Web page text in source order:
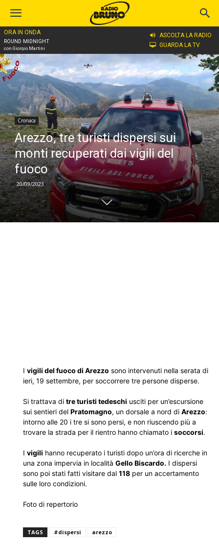
ORA IN ONDA
ROUND MIDNIGHT
con Giorgio Martini
ASCOLTA LA RADIO
GUARDA LA TV
Home
Cronaca
Arezzo, tre turisti dispersi sui
monti recuperati dai vigili del
fuoco
20/09/2023
I vigili del fuoco di Arezzo sono intervenuti nella serata di
ieri, 19 settembre, per soccorrere tre persone disperse.
Si trattava di tre turisti tedeschi usciti per un’escursione
sui sentieri del Pratomagno, un dorsale a nord di Arezzo:
intorno alle 20 i tre si sono persi, e non riuscendo più a
trovare la strada per il rientro hanno chiamato i soccorsi.
I vigili hanno recuperato i turisti dopo un’ora di ricerche in
una zona impervia in località Gello Biscardo. I dispersi
sono poi stati fatti visitare dal 118 per un accertamento
sulle loro condizioni.
Foto di repertorio
TAGS #dispersi arezzo